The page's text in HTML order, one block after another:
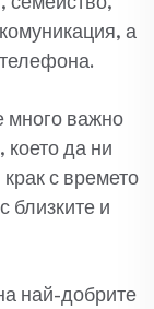
а
много важно
което да ни
с времето
близките и
най-добрите